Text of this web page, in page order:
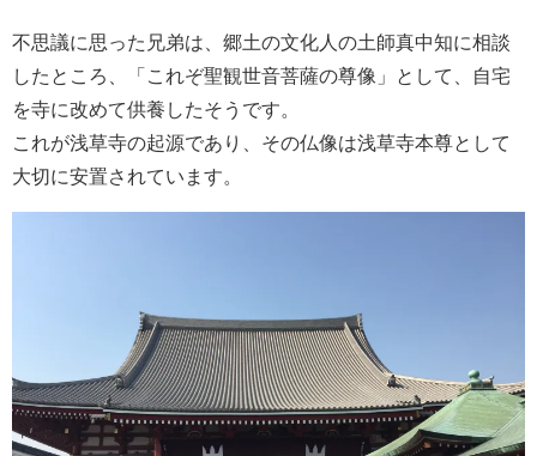
不思議に思った兄弟は、郷土の文化人の土師真中知に相談
したところ、「これぞ聖観世音菩薩の尊像」として、自宅
を寺に改めて供養したそうです。
これが浅草寺の起源であり、その仏像は浅草寺本尊として
大切に安置されています。